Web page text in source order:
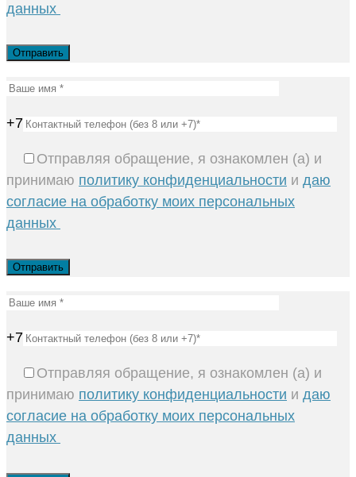
данных
+7
Отправляя обращение, я ознакомлен (а) и
принимаю политику конфиденциальности и даю
согласие на обработку моих персональных
данных
+7
Отправляя обращение, я ознакомлен (а) и
принимаю политику конфиденциальности и даю
согласие на обработку моих персональных
данных